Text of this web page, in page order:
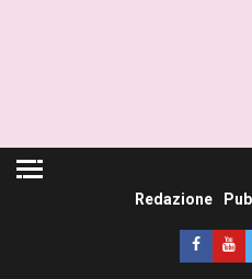
Redazione